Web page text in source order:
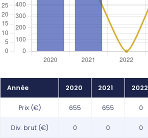
Année 2020 2021 2022
Prix (€) 655 655 0
Div. brut (€) 0 0 0